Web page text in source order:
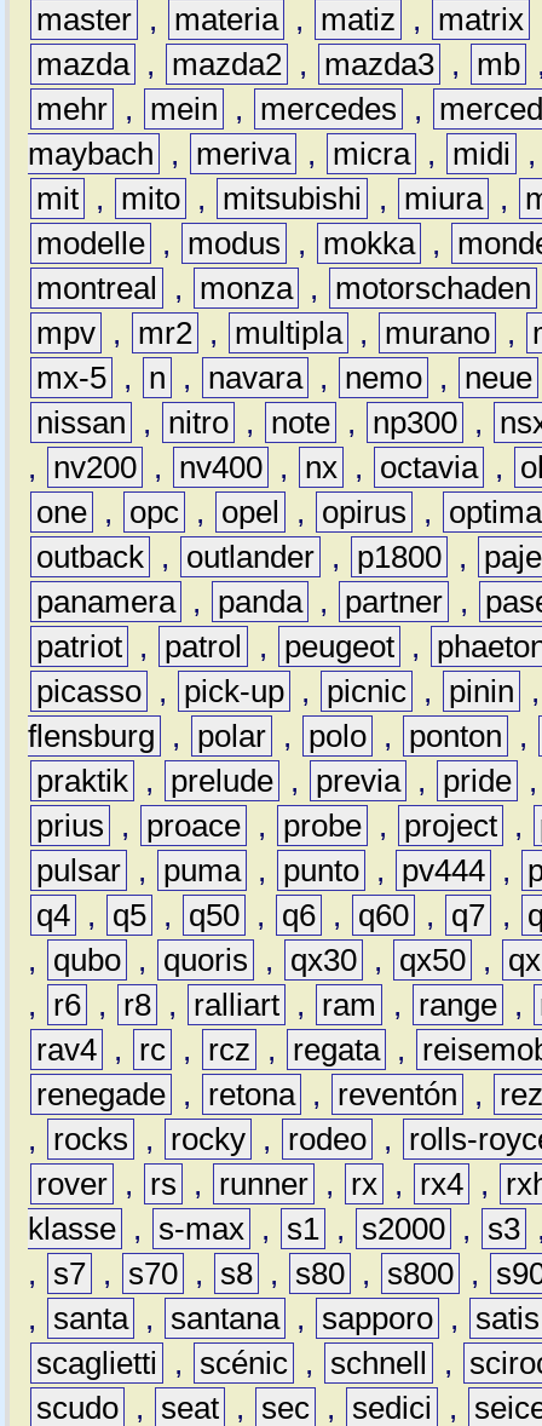
master , materia , matiz , matrix
mazda , mazda2 , mazda3 , mb
mehr , mein , mercedes ,
maybach
, meriva , micra , midi
mit , mito , mitsubishi , miura ,
modelle , modus , mokka ,
montreal
, monza , motorschaden
mpv , mr2 , multipla , murano ,
mx-5 , n , navara , nemo , neue
nissan
, nitro , note , np300 ,
,
nv200 , nv400 , nx , octavia ,
one , opc , opel , opirus ,
optima
outback , outlander , p1800 ,
panamera , panda , partner ,
patriot , patrol , peugeot ,
picasso , pick-up , picnic , pinin
flensburg
, polar , polo , ponton
,
praktik , prelude , previa , pride
prius
, proace , probe , project ,
pulsar , puma , punto , pv444 ,
q4 , q5 , q50 , q6 , q60 , q7 ,
,
qubo , quoris , qx30 , qx50 ,
,
r6 , r8 , ralliart , ram , range ,
rav4 , rc , rcz , regata ,
renegade , retona , reventón ,
,
rocks , rocky , rodeo ,
rolls-
rover , rs , runner , rx , rx4 ,
klasse , s-max , s1 , s2000 , s3
,
s7 , s70 , s8 , s80 , s800 ,
,
santa , santana , sapporo ,
satis
scaglietti
, scénic , schnell ,
scudo , seat , sec , sedici ,